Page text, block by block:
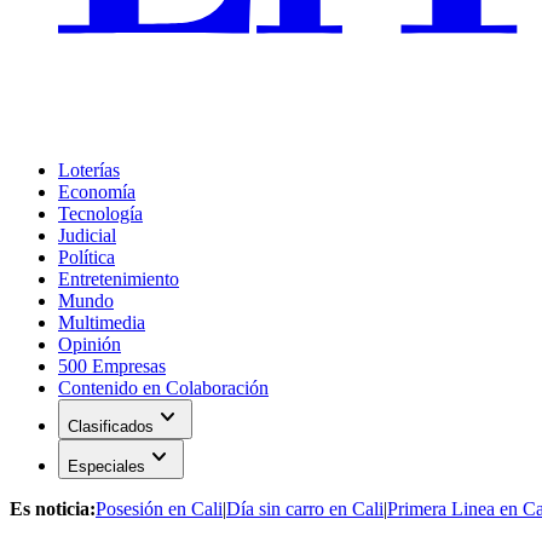
Loterías
Economía
Tecnología
Judicial
Política
Entretenimiento
Mundo
Multimedia
Opinión
500 Empresas
Contenido en Colaboración
Clasificados expand_more
Especiales expand_more
Es noticia:Posesión en Cali|Día sin carro en Cali|Primera Linea en